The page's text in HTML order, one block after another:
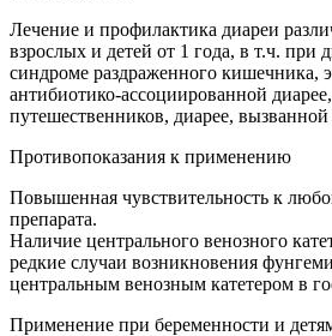
Лечение и профилактика диареи
взрослых и детей от 1 года, в т.ч. при
синдроме раздраженного кишечника,
антибиотико-ассоциированной
путешественников, диарее,
Противопоказания к применению
Повышенная чувствительность к
препарата.
Наличие центрального венозного
редкие случаи возникновения
центральным венозным катетером в
Применение при беременности и